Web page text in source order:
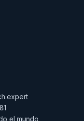
el mundo